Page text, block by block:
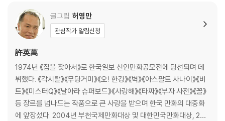
초단타, 데이 트레이딩, 스윙까지 단타의 모든 전장을 누빈 두 명의 절세고
수가 살아남아 성공한 실전 노하우와 투자 철학을 담아낸 실전투자 가이드
다. 허영만 화백은 이 두 타짜의 치열한 투자 인생과 단타 세계의 냉혹한 생
존 전략을 입체적인 만화로 풀어냈다.
‘마하세븐’이라는 필명으로 알려진 한봉호 교수는 2000년 100만 원으로
주식을 시작해 실전투자대회 18회 우승을 차지한 스캘핑의 전설이다. 장
시작 1시간, 마감 30분 동안의 초집중 매매, 손절 후 재매매 금지, 매매일
지 복기를 원칙으로 삼으며, 철저한 자기관리와 리듬 중심의 스캘핑 시스
13화 성공 투자자가 되는 꿀 TIP
『허영만의 주식 타짜 - 타이밍 승부사 손명완·성필규』
1. 대구 1,000억 자수성가 주식 부자 손명완
2. 국내 최고 시스템 트레이딩 전문가 성필규
『허영만의 주식 타짜 - 단타의 고수 한봉호·설산』
1. 실전투자대회 18회 수상에 빛나는 스캘핑 고수 한봉호
2. 단일 계좌 10억 달성 단타 귀재 설산
글그림 허영만
관심작가 알림신청
許英萬
1974년 《집을 찾아서》로 한국일보 신인만화공모전에 당선되며 데
뷔했다. 《각시탈》《무당거미》《오! 한강》《벽》《아스팔트 사나이》《비
트》《미스터Q》《날아라 슈퍼보드》《사랑해》《타짜》《부자 사전》《꼴》
등 장르를 넘나드는 작품으로 큰 사랑을 받으며 한국 만화의 대중화
에 앞장섰다. 2004년 부천국제만화대상 및 대한민국만화대상, 200